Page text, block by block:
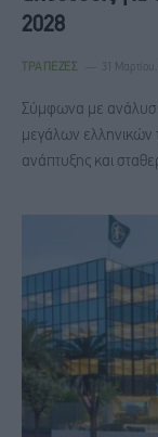
2028
ΤΡΆΠΕΖΕΣ 31 Μαρτίου,
Σύμφωνα με ανάλυση
μεγάλων ελληνικών
ανάπτυξης και